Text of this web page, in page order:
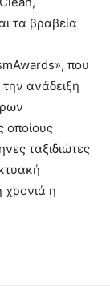
τα βραβεία
που
ανάδειξη
οποίους
ταξιδιώτες
χρονιά η